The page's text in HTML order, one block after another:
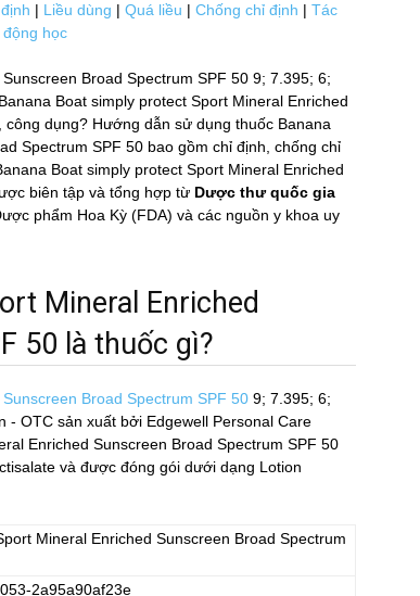
| Liều dùng | Quá liều | Chống chỉ định | Tác
học
Broad Spectrum SPF 50 9; 7.395; 6;
Boat simply protect Sport Mineral Enriched
dụng? Hướng dẫn sử dụng thuốc Banana
Spectrum SPF 50 bao gồm chỉ định, chống chỉ
Boat simply protect Sport Mineral Enriched
biên tập và tổng hợp từ Dược thư quốc gia
phẩm Hoa Kỳ (FDA) và các nguồn y khoa uy
Mineral Enriched
50 là thuốc gì?
Broad Spectrum SPF 50 9; 7.395; 6;
- OTC sản xuất bởi Edgewell Personal Care
Enriched Sunscreen Broad Spectrum SPF 50
và được đóng gói dưới dạng Lotion
Mineral Enriched Sunscreen Broad Spectrum
2a95a90af23e